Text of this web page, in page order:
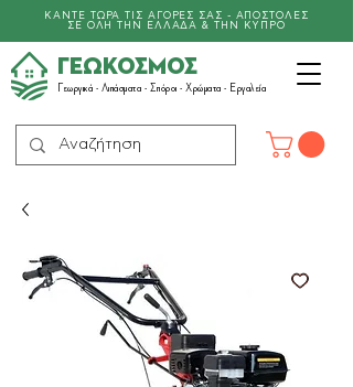
ΚΑΝΤΕ ΤΩΡΑ ΤΙΣ ΑΓΟΡΕΣ ΣΑΣ - ΑΠΟΣΤΟΛΕΣ
ΣΕ ΟΛΗ ΤΗΝ ΕΛΛΑΔΑ & ΤΗΝ ΚΥΠΡΟ
ΓΕΩΚΟΣΜΟΣ
Γεωργικά - Λιπάσματα - Σπόροι - Χρώματα - Εργαλεία